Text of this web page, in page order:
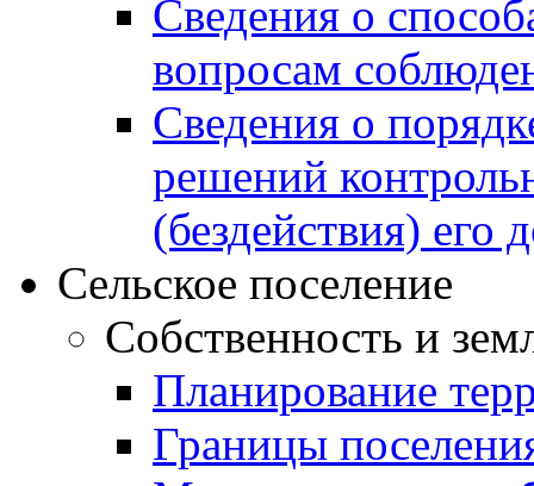
Сведения о
вопросам
Сведения о
решений
(бездействия) его
Сельское поселение
Собственность и
Планирование
Границы